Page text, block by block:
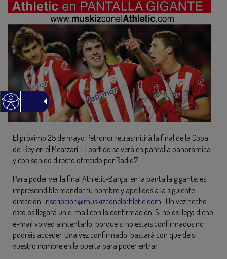
El próximo 25 de mayo Petronor retrasmitirá la final de la Copa
del Rey en el Meatzari. El partido se verá en pantalla panorámica
y con sonido directo ofrecido por Radio7.
Para poder ver la final Athletic-Barça, en la pantalla gigante, es
imprescindible mandar tu nombre y apellidos a la siguiente
dirección: inscripcion@muskizconelathletic.com. Un vez hecho
esto os llegará un e-mail con la confirmación. Si no os llega dicho
e-mail volved a intentarlo, porque si no estais confirmados no
podréis acceder. Una vez confirmado, bastará con que deis
vuestro nombre en la puerta para poder entrar.